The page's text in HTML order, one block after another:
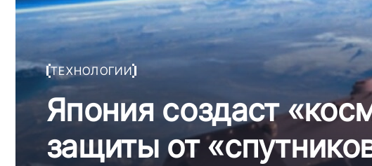
ТЕХНОЛОГИИ
Япония создаст
защиты от